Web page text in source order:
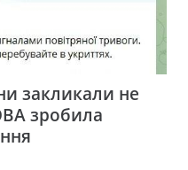
закликали не
зробила